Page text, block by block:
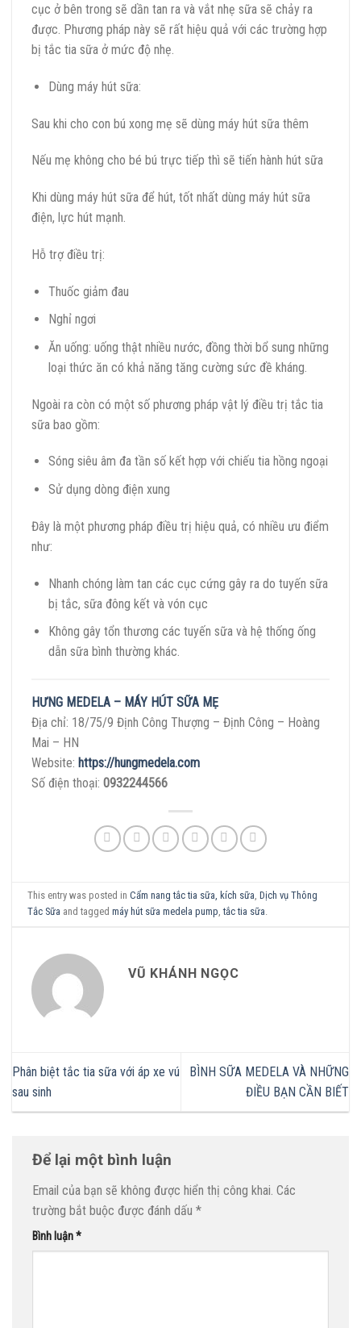
cục ở bên trong sẽ dần tan ra và vắt nhẹ sữa sẽ chảy ra
được. Phương pháp này sẽ rất hiệu quả với các trường hợp
bị tắc tia sữa ở mức độ nhẹ.
Dùng máy hút sữa:
Sau khi cho con bú xong mẹ sẽ dùng máy hút sữa thêm
Nếu mẹ không cho bé bú trực tiếp thì sẽ tiến hành hút sữa
Khi dùng máy hút sữa để hút, tốt nhất dùng máy hút sữa
điện, lực hút mạnh.
Hỗ trợ điều trị:
Thuốc giảm đau
Nghỉ ngơi
Ăn uống: uống thật nhiều nước, đồng thời bổ sung những
loại thức ăn có khả năng tăng cường sức đề kháng.
Ngoài ra còn có một số phương pháp vật lý điều trị tắc tia
sữa bao gồm:
Sóng siêu âm đa tần số kết hợp với chiếu tia hồng ngoại
Sử dụng dòng điện xung
Đây là một phương pháp điều trị hiệu quả, có nhiều ưu điểm
như:
Nhanh chóng làm tan các cục cứng gây ra do tuyến sữa
bị tắc, sữa đông kết và vón cục
Không gây tổn thương các tuyến sữa và hệ thống ống
dẫn sữa bình thường khác.
HƯNG MEDELA – MÁY HÚT SỮA MẸ
Địa chỉ: 18/75/9 Định Công Thượng – Định Công – Hoàng
Mai – HN
Website: https://hungmedela.com
Số điện thoại: 0932244566
This entry was posted inCẩm nang tắc tia sữa, kích sữa,Dịch vụ Thông
Tắc Sữa and taggedmáy hút sữa medela pump,tắc tia sữa.
VŨ KHÁNH NGỌC
Phân biệt tắc tia sữa với áp xe vú
sau sinh
BÌNH SỮA MEDELA VÀ NHỮNG
ĐIỀU BẠN CẦN BIẾT
Để lại một bình luận
Email của bạn sẽ không được hiển thị công khai. Các
trường bắt buộc được đánh dấu *
Bình luận*